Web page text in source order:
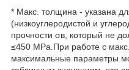
* Макс. толщина - указана
(низкоуглеродистой и
прочности σв, который не
≤450 MРa.При работе с
максимальные параметры